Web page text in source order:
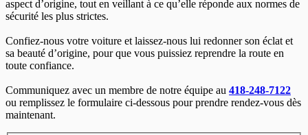
aspect d’origine, tout en veillant à ce qu’elle réponde aux normes de
sécurité les plus strictes.
Confiez-nous votre voiture et laissez-nous lui redonner son éclat et
sa beauté d’origine, pour que vous puissiez reprendre la route en
toute confiance.
Communiquez avec un membre de notre équipe au 418-248-7122
ou remplissez le formulaire ci-dessous pour prendre rendez-vous dès
maintenant.